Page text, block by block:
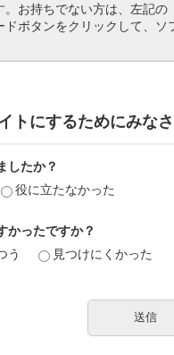
。お持ちでない方は、左記
ドボタンをクリックして、ソ
トにするためにみな
したか？
役に立たなかった
かったですか？
う 見つけにくかった